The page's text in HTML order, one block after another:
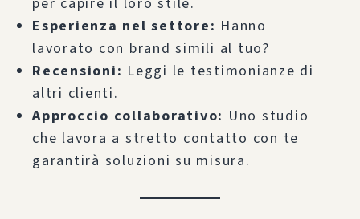
Esperienza nel settore: Hanno
lavorato con brand simili al tuo?
Recensioni: Leggi le testimonianze di
altri clienti.
Approccio collaborativo: Uno studio
che lavora a stretto contatto con te
garantirà soluzioni su misura.